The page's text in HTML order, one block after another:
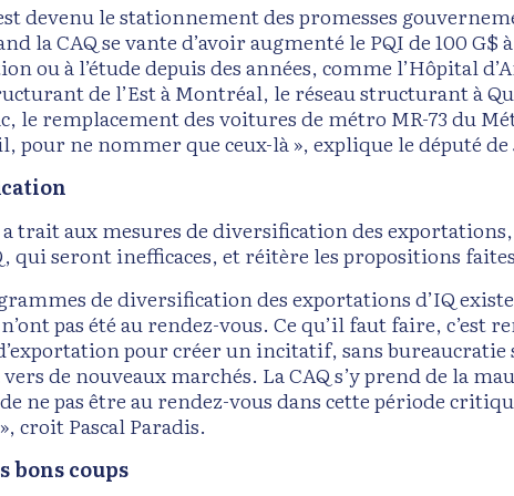
devenu le stationnement des promesses
la CAQ se vante d’avoir augmenté le PQI de 100
ou à l’étude depuis des années, comme l’Hôpital
de l’Est à Montréal, le réseau structurant à
le remplacement des voitures de métro MR-73 du
pour ne nommer que ceux-là », explique le député de
trait aux mesures de diversification des
qui seront inefficaces, et réitère les propositions
de diversification des exportations d’IQ
pas été au rendez-vous. Ce qu’il faut faire, c’est
pour créer un incitatif, sans
de nouveaux marchés. La CAQ s’y prend de la
ne pas être au rendez-vous dans cette période
croit Pascal Paradis.
bons coups